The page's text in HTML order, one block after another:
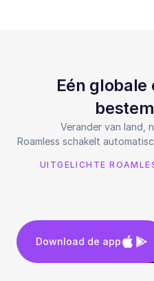
Eén globale
Verander van land,
Roamless schakelt
UITGELICHTE
Bekijk alle
Download de app